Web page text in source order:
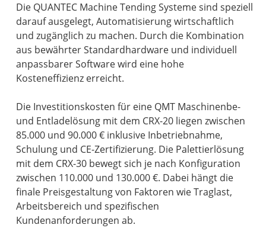
Die QUANTEC Machine Tending Systeme sind speziell
darauf ausgelegt, Automatisierung wirtschaftlich
und zugänglich zu machen. Durch die Kombination
aus bewährter Standardhardware und individuell
anpassbarer Software wird eine hohe
Kosteneffizienz erreicht.
Die Investitionskosten für eine QMT Maschinenbe-
und Entladelösung mit dem CRX-20 liegen zwischen
85.000 und 90.000 € inklusive Inbetriebnahme,
Schulung und CE-Zertifizierung. Die Palettierlösung
mit dem CRX-30 bewegt sich je nach Konfiguration
zwischen 110.000 und 130.000 €. Dabei hängt die
finale Preisgestaltung von Faktoren wie Traglast,
Arbeitsbereich und spezifischen
Kundenanforderungen ab.